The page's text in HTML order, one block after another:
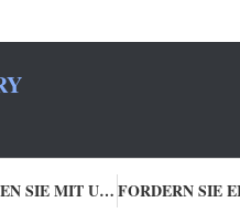
TRETEN SIE MIT UNS IN VERBINDUNG